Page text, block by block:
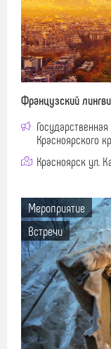
Французский
Красноярского
Красноярск ул.
Мероприятие
Встречи